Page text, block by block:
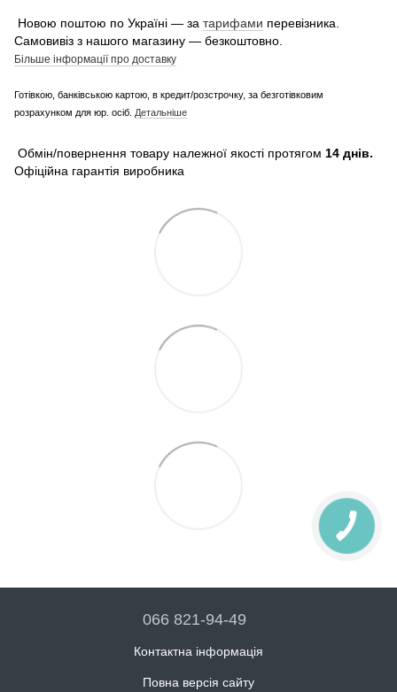
Новою поштою по Україні — за тарифами перевізника.
Самовивіз з нашого магазину — безкоштовно.
Більше інформації про доставку
Готівкою, банківською картою, в кредит/розстрочку, за безготівковим
розрахунком для юр. осіб. Детальніше
Обмін/повернення товару належної якості протягом 14 днів.
Офіційна гарантія виробника
066 821-94-49
Контактна інформація
Повна версія сайту